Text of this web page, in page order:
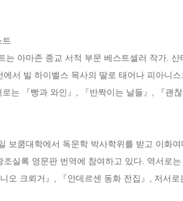
는 아마존 종교 서적 부문 베스트셀러 작가.
에서 빌 하이벨스 목사의 딸로 태어나 피아니
는 『빵과 와인』, 『반짝이는 날들』, 『괜
보쿰대학에서 독문학 박사학위를 받고 이화
조실록 영문판 번역에 참여하고 있다. 역서로
오 크뢰거』, 『안데르센 동화 전집』, 저서